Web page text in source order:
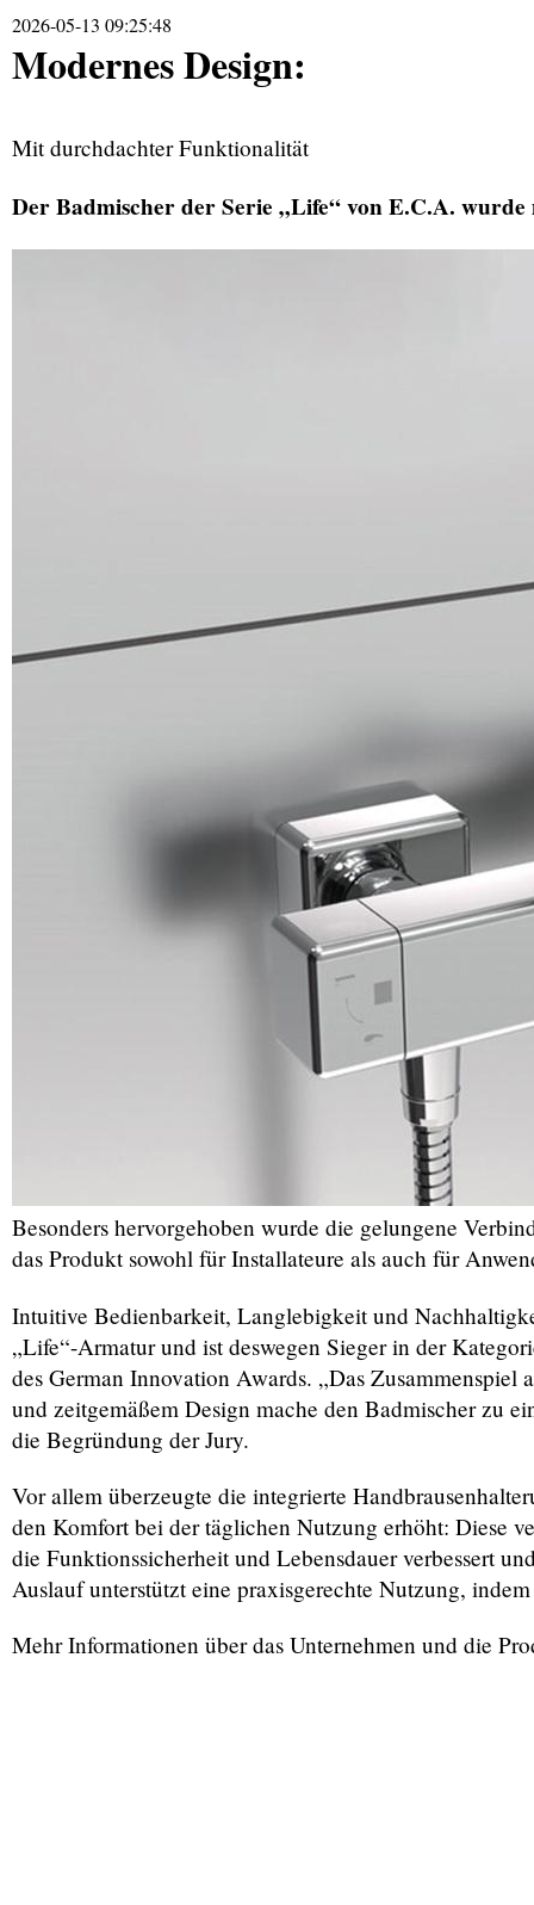
2026-05-13 09:25:48
Modernes Design:
Mit durchdachter Funktionalität
Der Badmischer der Serie „Life“ von E.C.A.
Besonders hervorgehoben wurde die gelungene
das Produkt sowohl für Installateure als auch für
Intuitive Bedienbarkeit, Langlebigkeit und
„Life“-Armatur und ist deswegen Sieger in der
des German Innovation Awards. „Das
und zeitgemäßem Design mache den Badmischer zu
die Begründung der Jury.
Vor allem überzeugte die integrierte
den Komfort bei der täglichen Nutzung erhöht: Diese
die Funktionssicherheit und Lebensdauer verbessert
Auslauf unterstützt eine praxisgerechte Nutzung,
Mehr Informationen über das Unternehmen und die